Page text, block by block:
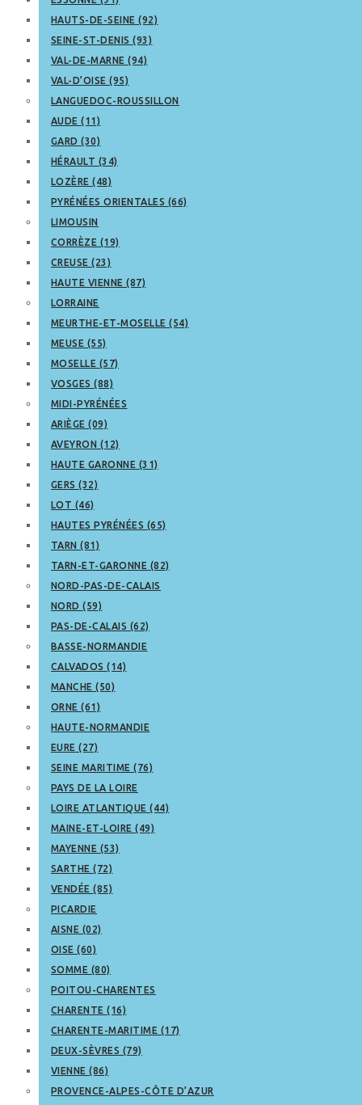
HAUTS-DE-SEINE (92)
SEINE-ST-DENIS (93)
VAL-DE-MARNE (94)
VAL-D’OISE (95)
LANGUEDOC-ROUSSILLON
AUDE (11)
GARD (30)
HÉRAULT (34)
LOZÈRE (48)
PYRÉNÉES ORIENTALES (66)
LIMOUSIN
CORRÈZE (19)
CREUSE (23)
HAUTE VIENNE (87)
LORRAINE
MEURTHE-ET-MOSELLE (54)
MEUSE (55)
MOSELLE (57)
VOSGES (88)
MIDI-PYRÉNÉES
ARIÈGE (09)
AVEYRON (12)
HAUTE GARONNE (31)
GERS (32)
LOT (46)
HAUTES PYRÉNÉES (65)
TARN (81)
TARN-ET-GARONNE (82)
NORD-PAS-DE-CALAIS
NORD (59)
PAS-DE-CALAIS (62)
BASSE-NORMANDIE
CALVADOS (14)
MANCHE (50)
ORNE (61)
HAUTE-NORMANDIE
EURE (27)
SEINE MARITIME (76)
PAYS DE LA LOIRE
LOIRE ATLANTIQUE (44)
MAINE-ET-LOIRE (49)
MAYENNE (53)
SARTHE (72)
VENDÉE (85)
PICARDIE
AISNE (02)
OISE (60)
SOMME (80)
POITOU-CHARENTES
CHARENTE (16)
CHARENTE-MARITIME (17)
DEUX-SÈVRES (79)
VIENNE (86)
PROVENCE-ALPES-CÔTE D’AZUR